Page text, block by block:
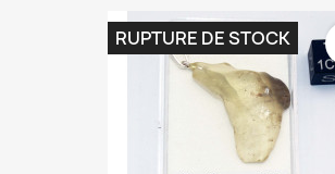
RUPTURE DE STOCK